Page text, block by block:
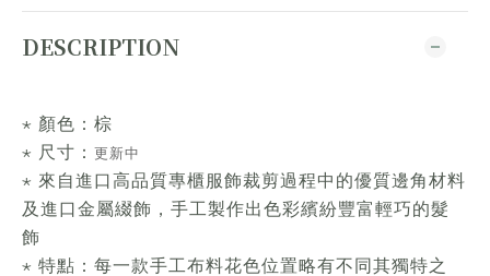
DESCRIPTION
⋆ 顏色：棕
⋆ 尺寸： 更新中
⋆ 來自進口高品質專櫃服飾裁剪過程中的優質邊角材料
及進口金屬綴飾，手工製作出色彩繽紛豐富輕巧的髮
飾
⋆ 特點：每一款手工布料花色位置略有不同其獨特之